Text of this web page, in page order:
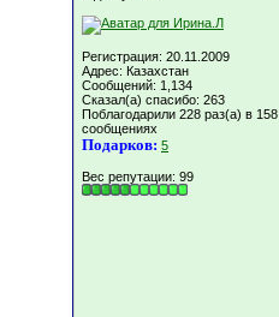
Регистрация: 20.11.2009
Адрес: Казахстан
Сообщений: 1,134
Сказал(а) спасибо: 263
Поблагодарили 228 раз(а) в 158
сообщениях
Подарков: 5
Вес репутации: 99